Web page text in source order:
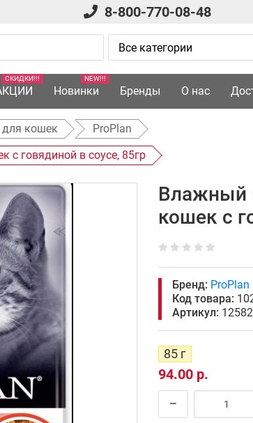
8-800-770-08-48
СКИДКИ!!!
Новинки
NEW!!!
Бренды О нас
кошек
ProPlan
с говядиной в соусе, 85гр
Влажный
кошек с
Бренд: ProPlan
Код товара:
Артикул:
85 г
94.00 р.